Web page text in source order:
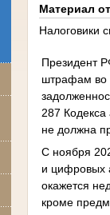
Материал
Налоговики
Президент
штрафам во
287
не должна
С ноября
и цифровых
окажется
кроме